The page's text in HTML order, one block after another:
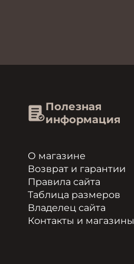
Полезная
информация
О магазине
Возврат и гарантии
Правила сайта
Таблица размеров
Владелец сайта
Контакты и магазины